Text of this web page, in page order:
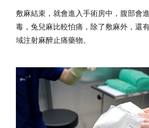
敷麻結束，就會進入手術房中，腹部會
毒，兔兒麻比較怕痛，除了敷麻外，還
域注射麻醉止痛藥物。